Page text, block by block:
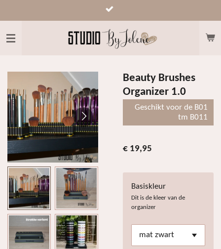
direct
naar
Beauty Brushes
Organizer 1.0
Geschikt voor de B01
tm B011
€ 19,95
Basiskleur
Dit is de kleer van de
organizer